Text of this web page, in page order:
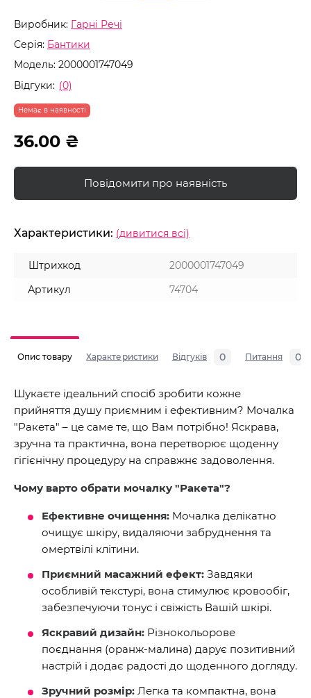
Виробник: Гарні Речі
Серія: Бантики
Модель: 2000001747049
Відгуки: (0)
Немає в наявності
36.00 ₴
Повідомити про наявність
Характеристики: (дивитися всі)
Штрихкод
2000001747049
Артикул
74704
Опис товару Характеристики Відгуків 0 Питання 0
Шукаєте ідеальний спосіб зробити кожне
прийняття душу приємним і ефективним? Мочалка
"Ракета" – це саме те, що Вам потрібно! Яскрава,
зручна та практична, вона перетворює щоденну
гігієнічну процедуру на справжнє задоволення.
Чому варто обрати мочалку "Ракета"?
Ефективне очищення: Мочалка делікатно
очищує шкіру, видаляючи забруднення та
омертвілі клітини.
Приємний масажний ефект: Завдяки
особливій текстурі, вона стимулює кровообіг,
забезпечуючи тонус і свіжість Вашій шкірі.
Яскравий дизайн: Різнокольорове
поєднання (оранж-малина) дарує позитивний
настрій і додає радості до щоденного догляду.
Зручний розмір: Легка та компактна, вона